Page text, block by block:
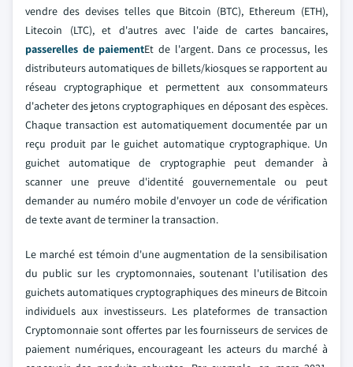
vendre des devises telles que Bitcoin (BTC), Ethereum (ETH),
Litecoin (LTC), et d'autres avec l'aide de cartes bancaires,
passerelles de paiementEt de l'argent. Dans ce processus, les
distributeurs automatiques de billets/kiosques se rapportent au
réseau cryptographique et permettent aux consommateurs
d'acheter des jetons cryptographiques en déposant des espèces.
Chaque transaction est automatiquement documentée par un
reçu produit par le guichet automatique cryptographique. Un
guichet automatique de cryptographie peut demander à
scanner une preuve d'identité gouvernementale ou peut
demander au numéro mobile d'envoyer un code de vérification
de texte avant de terminer la transaction.
Le marché est témoin d'une augmentation de la sensibilisation
du public sur les cryptomonnaies, soutenant l'utilisation des
guichets automatiques cryptographiques des mineurs de Bitcoin
individuels aux investisseurs. Les plateformes de transaction
Cryptomonnaie sont offertes par les fournisseurs de services de
paiement numériques, encourageant les acteurs du marché à